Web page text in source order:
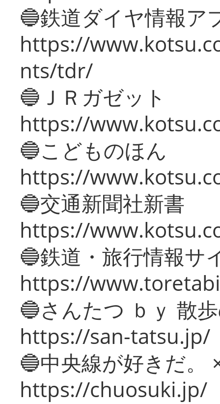
🔵鉄道ダイヤ情報ア
https://
nts/tdr/
🔵ＪＲガゼット
https://
🔵こどものほん
https://
🔵交通新聞社新書
https://
🔵鉄道・旅行情報サ
https://
🔵さんたつ ｂｙ 散
https://san-tatsu.jp/
🔵中央線が好きだ。
https://chuosuki.jp/